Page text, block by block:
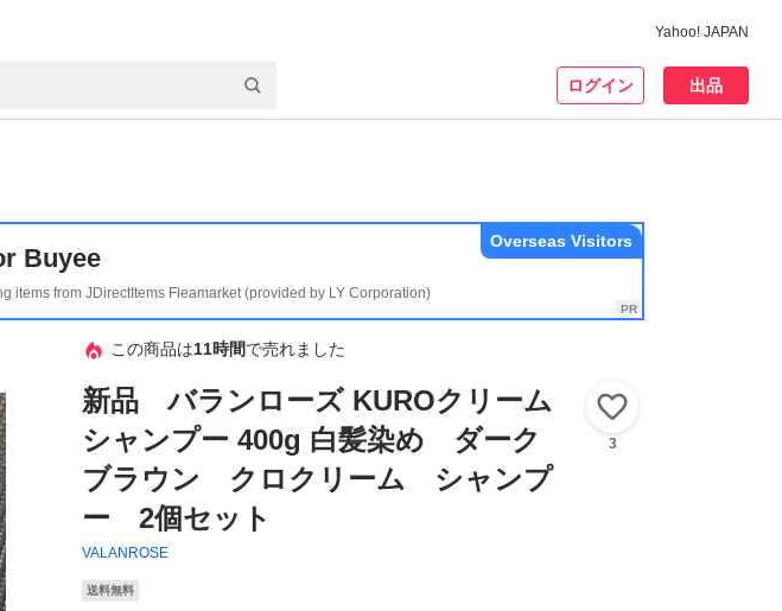
Yahoo! JAPAN
ログイン 出品
Buyee
items from JDirectItems Fleamarket (provided by LY Corporation)
Overseas Visitors
この商品は11時間で売れました
新品 バランローズ KUROクリーム
シャンプー 400g 白髪染め ダーク
ブラウン クロクリーム シャンプ
ー 2個セット
VALANROSE
3
送料無料